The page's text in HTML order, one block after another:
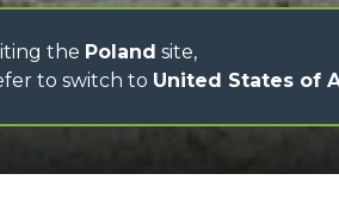
PRZEWIŃ W DÓŁ
the Poland site,
to switch to United States of